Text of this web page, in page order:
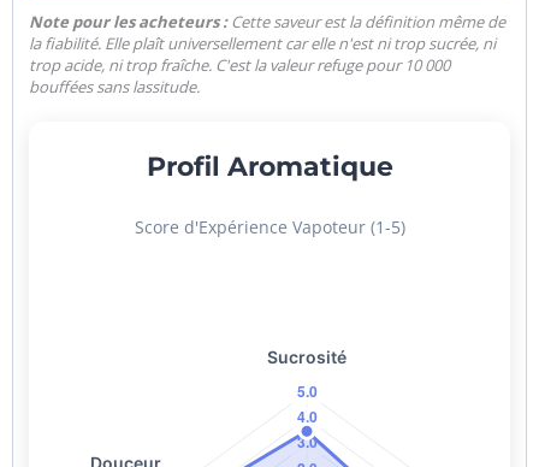
Note pour les acheteurs :Cette saveur est la définition même de
la fiabilité. Elle plaît universellement car elle n'est ni trop sucrée, ni
trop acide, ni trop fraîche. C'est la valeur refuge pour 10 000
bouffées sans lassitude.
Profil Aromatique
Score d'Expérience Vapoteur (1-5)